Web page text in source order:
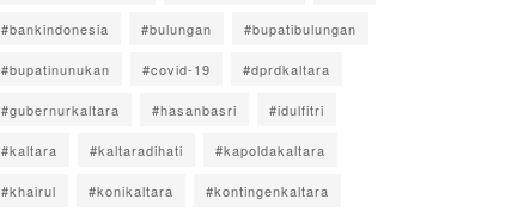
#bankindonesia #bulungan #bupatibulungan
#bupatinunukan #covid-19 #dprdkaltara
#gubernurkaltara #hasanbasri #idulfitri
#kaltara #kaltaradihati #kapoldakaltara
#khairul #konikaltara #kontingenkaltara